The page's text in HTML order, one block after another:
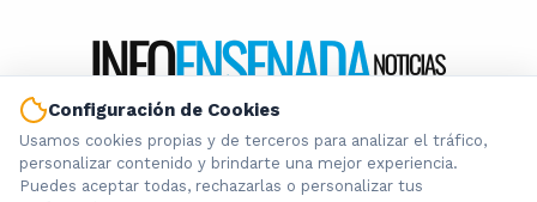
Información local que importa. Noticias de Ensenada, La
Plata y la provincia de Buenos Aires.
Configuración de Cookies
Usamos cookies propias y de terceros para analizar el tráfico,
personalizar contenido y brindarte una mejor experiencia.
Puedes aceptar todas, rechazarlas o personalizar tus